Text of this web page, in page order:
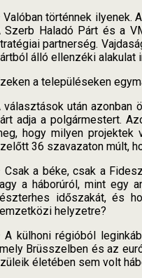
Valóban történnek ilyenek.
Szerb Haladó Párt és a
partnerség.
álló ellenzéki alakulat
a településeken
választások után azonban
adja a polgármestert.
hogy milyen projektek
36 szavazaton múlt,
Csak a béke, csak a
a háborúról, mint egy
időszakát, és
helyzetre?
A külhoni régióból
Brüsszelben és az
életében sem volt